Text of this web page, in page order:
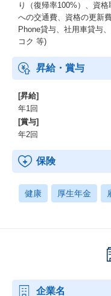
り（復帰率100%）、資
への交通費、資格の更新
Phone貸与、社用車貸与
コク 等)
昇給・賞与
[昇給]
年1回
[賞与]
年2回
保険
健康 厚生年金
企業名